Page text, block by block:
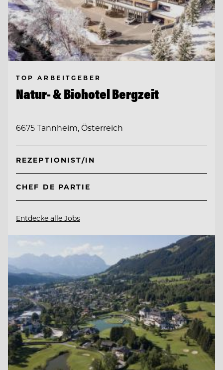
TOP ARBEITGEBER
Natur- & Biohotel Bergzeit
6675 Tannheim, Österreich
REZEPTIONIST/IN
CHEF DE PARTIE
Entdecke alle Jobs